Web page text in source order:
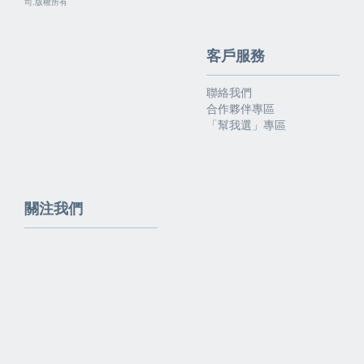
客戶服務
聯絡我們
合作夥伴專區
「幫我選」專區
關注我們